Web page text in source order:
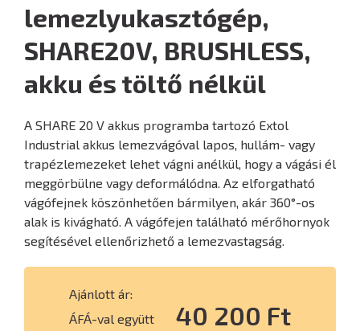
lemezlyukasztógép,
SHARE20V, BRUSHLESS,
akku és töltő nélkül
A SHARE 20 V akkus programba tartozó Extol
Industrial akkus lemezvágóval lapos, hullám- vagy
trapézlemezeket lehet vágni anélkül, hogy a vágási él
meggörbülne vagy deformálódna. Az elforgatható
vágófejnek köszönhetően bármilyen, akár 360°-os
alak is kivágható. A vágófejen található mérőhornyok
segítésével ellenőrizhető a lemezvastagság.
Ajánlott ár:
ÁFÁ-val együtt
40 200 Ft